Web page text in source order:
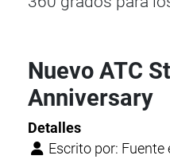
Nuevo ATC
Anniversary
Detalles
Escrito por: Fuente